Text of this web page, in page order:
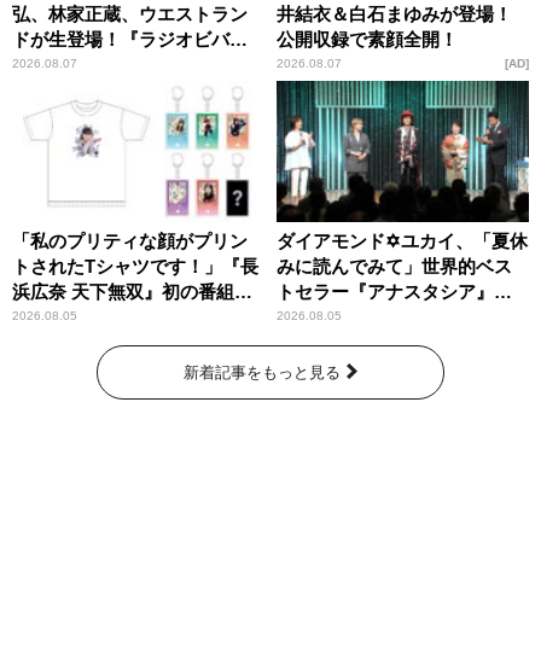
弘、林家正蔵、ウエストラン
ドが生登場！『ラジオビバリ
ー昼ズ』
2026.08.07
井結衣＆白石まゆみが登場！
公開収録で素顔全開！
2026.08.07 AD
「私のプリティな顔がプリン
トされたTシャツです！」『長
浜広奈 天下無双』初の番組グ
ッズ発売
2026.08.05
ダイアモンド✡ユカイ、「夏休
みに読んでみて」世界的ベス
トセラー『アナスタシア』を
紹介
2026.08.05
新着記事をもっと見る